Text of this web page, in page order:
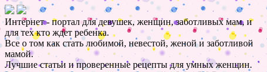
Интернет - портал для девушек, женщин, заботливых мам, и
для тех кто ждет ребенка.
Все о том как стать любимой, невестой, женой и заботливой
мамой.
Лучшие статьи и проверенные рецепты для умных женщин.